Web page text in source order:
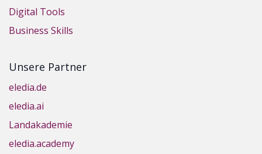
Digital Tools
Business Skills
Unsere Partner
eledia.de
eledia.ai
Landakademie
eledia.academy